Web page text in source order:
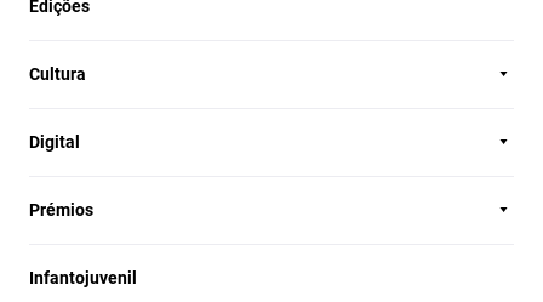
Edições
Cultura
Digital
Prémios
Infantojuvenil